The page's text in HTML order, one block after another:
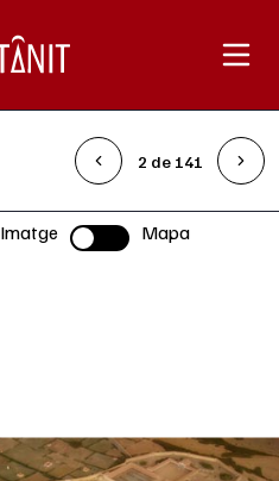
2 de 141
Imatge Selector Mapa